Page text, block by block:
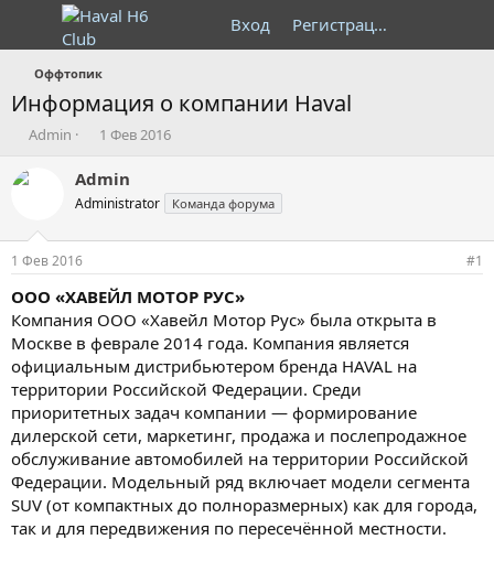
Вход Регистрация
Оффтопик
Информация о компании Haval
А
т
т
е
м
ы
Admin
Д
т
а
н
а
л
а
1 Фев 2016
Admin
Administrator Команда форума
1 Фев 2016 #1
ООО «ХАВЕЙЛ МОТОР РУС»
Компания ООО «Хавейл Мотор Рус» была открыта в
Москве в феврале 2014 года. Компания является
официальным дистрибьютером бренда HAVAL на
территории Российской Федерации. Среди
приоритетных задач компании — формирование
дилерской сети, маркетинг, продажа и послепродажное
обслуживание автомобилей на территории Российской
Федерации. Модельный ряд включает модели сегмента
SUV (от компактных до полноразмерных) как для города,
так и для передвижения по пересечённой местности.